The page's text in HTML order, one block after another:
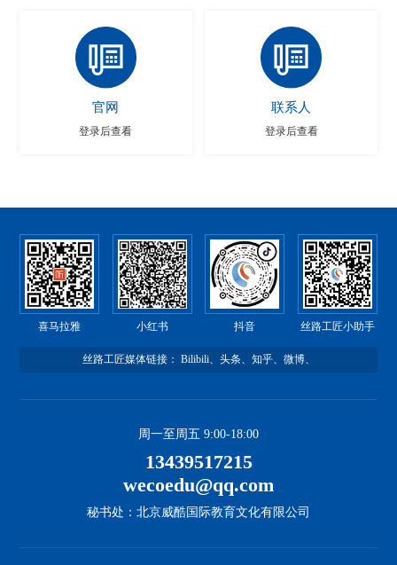
官网
登录后查看
联系人
登录后查看
喜马拉雅 小红书 抖音 丝路工匠小助手
丝路工匠媒体链接： Bilibili、 头条、 知乎、 微博、
周一至周五 9:00-18:00
13439517215
wecoedu@qq.com
秘书处：北京威酷国际教育文化有限公司